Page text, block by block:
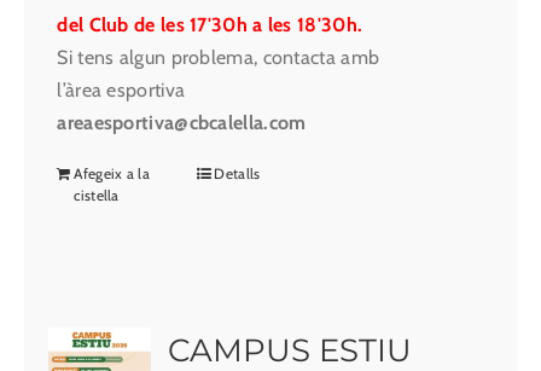
del Club de les 17'30h a les 18'30h.
Si tens algun problema, contacta amb
l’àrea esportiva
areaesportiva@cbcalella.com
Afegeix a la
cistella
Detalls
CAMPUS ESTIU